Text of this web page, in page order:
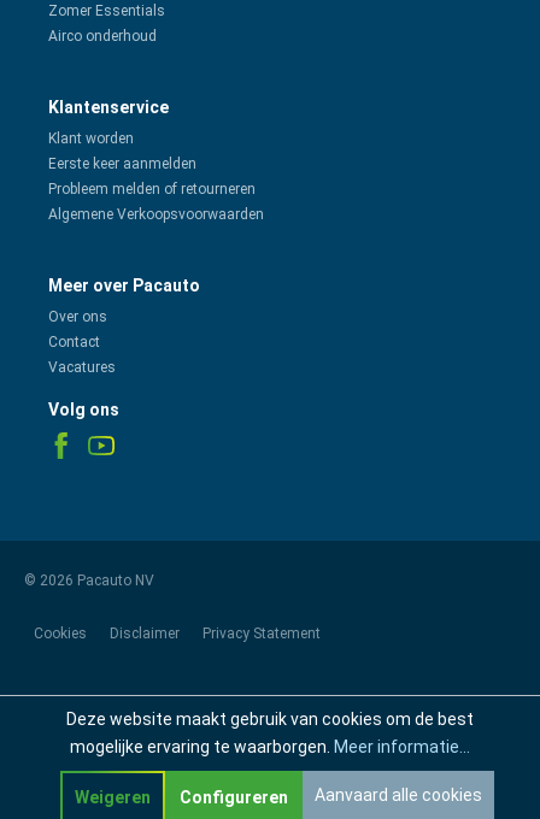
Zomer Essentials
Airco onderhoud
Klantenservice
Klant worden
Eerste keer aanmelden
Probleem melden of retourneren
Algemene Verkoopsvoorwaarden
Meer over Pacauto
Over ons
Contact
Vacatures
Volg ons
© 2026 Pacauto NV
Cookies Disclaimer Privacy Statement
Deze website maakt gebruik van cookies om de best
mogelijke ervaring te waarborgen. Meer informatie...
Weigeren Configureren Aanvaard alle cookies